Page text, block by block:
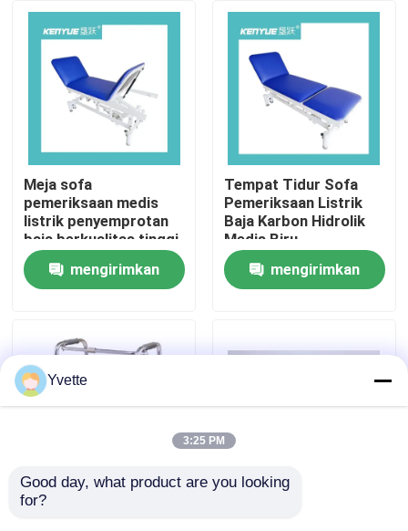
Produk
Tentang Kami
Tur Pabrik
Kontrol Kualitas
Hubungi Kami
Berita
Kasus
Meja sofa
pemeriksaan medis
listrik penyemprotan
baja berkualitas tinggi
mengirimkan
Tempat Tidur Sofa
Pemeriksaan Listrik
Baja Karbon Hidrolik
Medis Biru
mengirimkan
Aluminium Folding
Yvette
3:25 PM
Good day, what product are you looking
for?